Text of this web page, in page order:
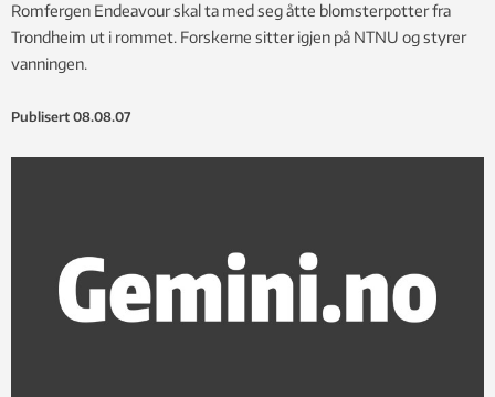
Romfergen Endeavour skal ta med seg åtte blomsterpotter fra
Trondheim ut i rommet. Forskerne sitter igjen på NTNU og styrer
vanningen.
Publisert 08.08.07